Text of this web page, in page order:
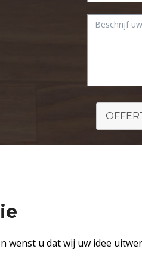
u dat wij uw idee